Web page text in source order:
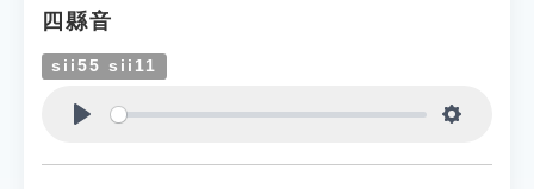
四縣音
sii55 sii11